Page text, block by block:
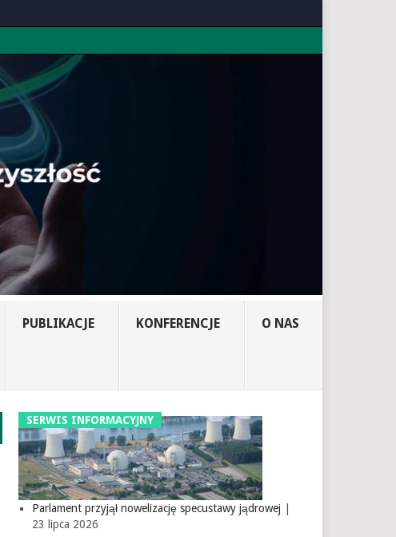
PUBLIKACJE KONFERENCJE O NAS
SERWIS INFORMACYJNY
Parlament przyjął nowelizację specustawy jądrowej
23 lipca 2026